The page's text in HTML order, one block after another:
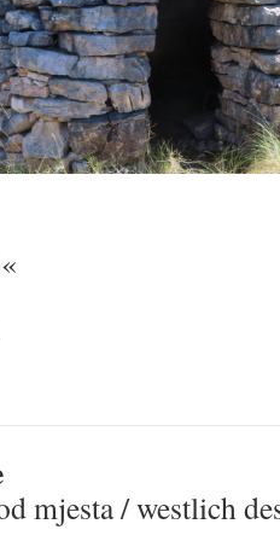
TR-
mjesta / westlich